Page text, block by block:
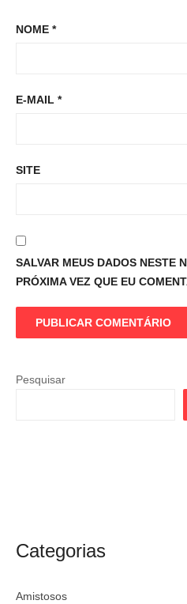
NOME *
E-MAIL *
SITE
SALVAR MEUS DADOS NESTE
PRÓXIMA VEZ QUE EU
Pesquisar
argentino
Categorias
Amistosos